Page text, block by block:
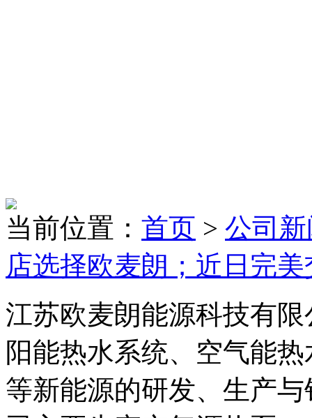
当前位置： 首页 > 公司
店选择欧麦朗；近日完美
江苏欧麦朗能源科技有
阳能热水系统、空气能
等新能源的研发、生产